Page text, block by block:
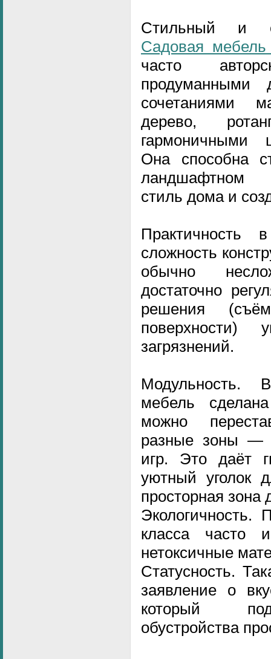
Стильный и
Садовая
часто
продуманными
сочетаниями
дерево,
гармоничными
Она способна
ландшафтном
стиль дома и
Практичность
сложность
обычно
достаточно
решения
поверхности)
загрязнений.
Модульность.
мебель
можно
разные зоны —
игр. Это даёт
уютный уголок
просторная зона
Экологичность.
класса часто
нетоксичные
Статусность.
заявление о
который
обустройства